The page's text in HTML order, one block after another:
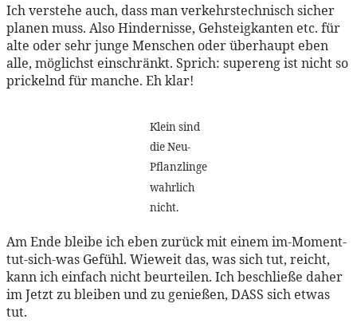
Ich verstehe auch, dass man verkehrstechnisch sicher
planen muss. Also Hindernisse, Gehsteigkanten etc. für
alte oder sehr junge Menschen oder überhaupt eben
alle, möglichst einschränkt. Sprich: supereng ist nicht so
prickelnd für manche. Eh klar!
Klein sind
die Neu-
Pflanzlinge
wahrlich
nicht.
Am Ende bleibe ich eben zurück mit einem im-Moment-
tut-sich-was Gefühl. Wieweit das, was sich tut, reicht,
kann ich einfach nicht beurteilen. Ich beschließe daher
im Jetzt zu bleiben und zu genießen, DASS sich etwas
tut.